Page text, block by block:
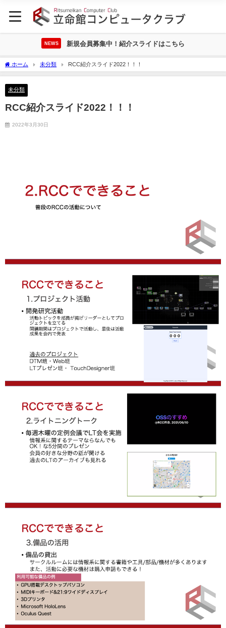
NEWS 新規会員募集中！紹介スライドはこちら
ホーム 未分類 RCC紹介スライド2022！！！
未分類
RCC紹介スライド2022！！！
2022年3月30日